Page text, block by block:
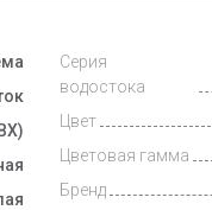
Серия
водостока
Цвет
Цветовая гамма
Бренд